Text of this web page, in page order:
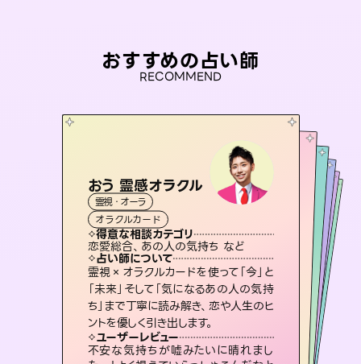
おすすめの占い師
RECOMMEND
おう 霊感オラクル
霊視・オーラ
オラクルカード
得意な相談カテゴリ
恋愛総合、あの人の気持ち など
占い師について
霊視×オラクルカードを使って「今」と
「未来」そして「気になるあの人の気持
ち」まで丁寧に読み解き、恋や人生のヒ
ントを優しく引き出します。
ユーザーレビュー
不安な気持ちが嘘みたいに晴れまし
桃源珠羽（とうげんみう
霊視・オーラ
スピリチュアル・リーディング
得意な相談カテゴリ
片想い、あの人の気持ち、復縁 など
占い師について
恋愛のお悩みの中でも特に「曖昧な関
係」の相談を得意としており、友達以上
恋人未満なお相手との今後や本音を丁
寧に読み解き恋愛成就へと導きます。
ユーザーレビュー
鑑定していただいてアドバイス通りに行
動すると仲が復活してきました。ありが
彗望
霊視・オーラ
スピリチュアル・リーディング
得意な相談カテゴリ
片想い、あの人の気持ち、復縁 など
占い師について
3,700年以上の歴史を持つ東洋最古の
占術「易占」で詳細まで占い、幸せへ向
かう道筋を示します。厳しい結果にも具
体的な対策をお伝えします。
ユーザーレビュー
複雑な背景もしっかり聞いて鑑定して
いただけました。気持ちが楽になりまし
未来視師＊花
霊視・オーラ
スピリチュアル・リーディング
得意な相談カテゴリ
出逢い、片想い、復縁 など
占い師について
未来には何パターンもの選択肢があります。不安で視えにくくなっているあなたの素敵な未来を見つけ、その未来を選択できるようアドバイスします。
ユーザーレビュー
職場の人の性質や人間関係、本心など
本当によく視えていてびっくり。対策が
アイリス -iris-
ルーン
得意な相談カテゴリ
恋愛総合、片想い、二人の未来 など
占い師について
復縁、恋愛、不倫の行方、同性愛や片
思い、仕事関係や借金問題まで知りた
いことや心の負担になっていることを
紐解き、背中をそっと押して導きます。
ユーザーレビュー
安心感のあり、言い切ってくれる所や濁
さない鑑定のおかげで、毎回自分の気
持ちを整えられます（30代 男性）
霊視・オーラ タロット
スピリチュアル・リーディング
得意な相談カテゴリ
片想い、二人の未来、年の差 など
占い師について
連絡再開、復縁、成就などの報告実績
多数。セラピストとして2万超の施術経
験があるからこそできる鑑定で、より良
い未来をサポートします。
ユーザーレビュー
とても心温まる鑑定でした。しかもこち
らは何も言っていないのに視えていらっ